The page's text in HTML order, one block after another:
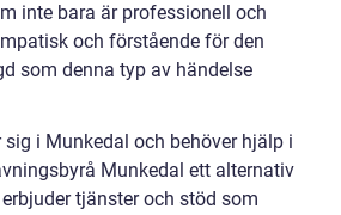
inte bara är professionell och
och förstående för den
som denna typ av händelse
sig i Munkedal och behöver hjälp i
Munkedal ett alternativ
tjänster och stöd som